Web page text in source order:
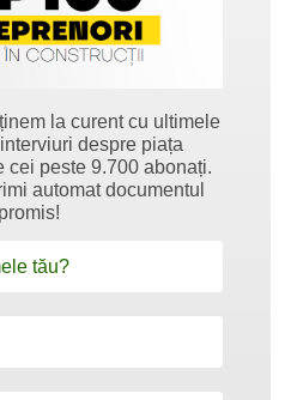
la curent cu ultimele
despre piața
cei peste 9.700 abonați.
automat documentul
promis!